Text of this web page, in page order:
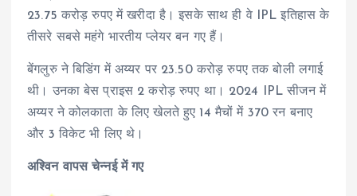
23.75 करोड़ रुपए में खरीदा है। इसके साथ ही वे IPL इतिहास के
तीसरे सबसे महंगे भारतीय प्लेयर बन गए हैं।
बेंगलुरु ने बिडिंग में अय्यर पर 23.50 करोड़ रुपए तक बोली लगाई
थी। उनका बेस प्राइस 2 करोड़ रुपए था। 2024 IPL सीजन में
अय्यर ने कोलकाता के लिए खेलते हुए 14 मैचों में 370 रन बनाए
और 3 विकेट भी लिए थे।
अश्विन वापस चेन्नई में गए